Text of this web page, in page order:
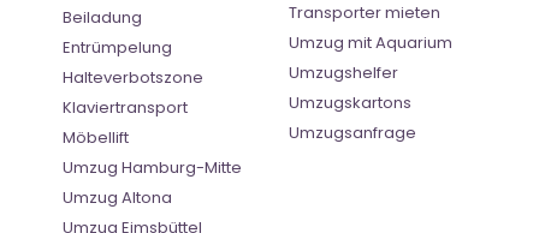
Beiladung
Entrümpelung
Halteverbotszone
Klaviertransport
Möbellift
Umzug Hamburg-Mitte
Umzug Altona
Umzug Eimsbüttel
Transporter mieten
Umzug mit Aquarium
Umzugshelfer
Umzugskartons
Umzugsanfrage